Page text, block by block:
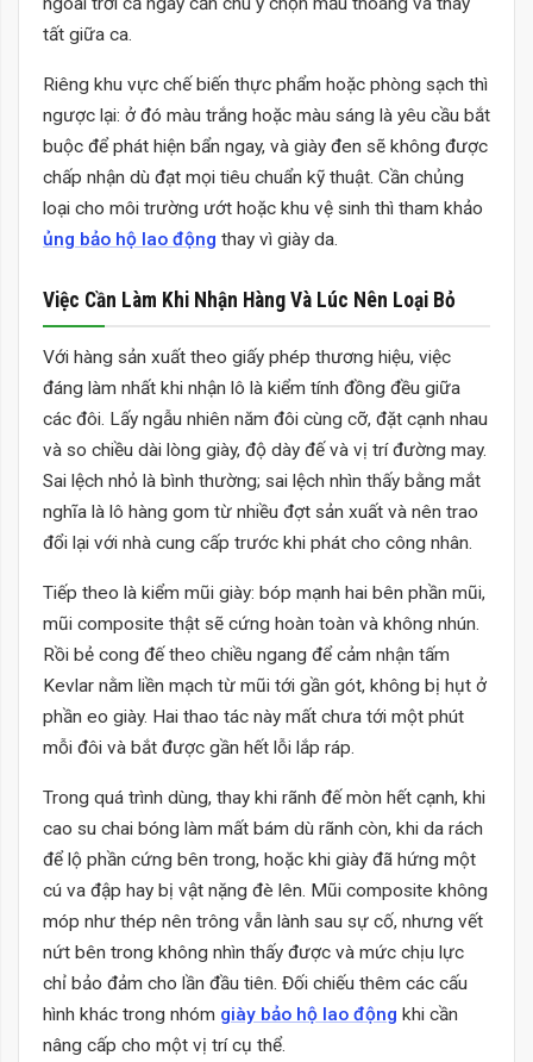
tất giữa ca.
Riêng khu vực chế biến thực phẩm hoặc phòng sạch thì
ngược lại: ở đó màu trắng hoặc màu sáng là yêu cầu bắt
buộc để phát hiện bẩn ngay, và giày đen sẽ không được
chấp nhận dù đạt mọi tiêu chuẩn kỹ thuật. Cần chủng
loại cho môi trường ướt hoặc khu vệ sinh thì tham khảo
ủng bảo hộ lao động thay vì giày da.
Việc Cần Làm Khi Nhận Hàng Và Lúc Nên Loại Bỏ
Với hàng sản xuất theo giấy phép thương hiệu, việc
đáng làm nhất khi nhận lô là kiểm tính đồng đều giữa
các đôi. Lấy ngẫu nhiên năm đôi cùng cỡ, đặt cạnh nhau
và so chiều dài lòng giày, độ dày đế và vị trí đường may.
Sai lệch nhỏ là bình thường; sai lệch nhìn thấy bằng mắt
nghĩa là lô hàng gom từ nhiều đợt sản xuất và nên trao
đổi lại với nhà cung cấp trước khi phát cho công nhân.
Tiếp theo là kiểm mũi giày: bóp mạnh hai bên phần mũi,
mũi composite thật sẽ cứng hoàn toàn và không nhún.
Rồi bẻ cong đế theo chiều ngang để cảm nhận tấm
Kevlar nằm liền mạch từ mũi tới gần gót, không bị hụt ở
phần eo giày. Hai thao tác này mất chưa tới một phút
mỗi đôi và bắt được gần hết lỗi lắp ráp.
Trong quá trình dùng, thay khi rãnh đế mòn hết cạnh, khi
cao su chai bóng làm mất bám dù rãnh còn, khi da rách
để lộ phần cứng bên trong, hoặc khi giày đã hứng một
cú va đập hay bị vật nặng đè lên. Mũi composite không
móp như thép nên trông vẫn lành sau sự cố, nhưng vết
nứt bên trong không nhìn thấy được và mức chịu lực
chỉ bảo đảm cho lần đầu tiên. Đối chiếu thêm các cấu
hình khác trong nhóm giày bảo hộ lao động khi cần
nâng cấp cho một vị trí cụ thể.